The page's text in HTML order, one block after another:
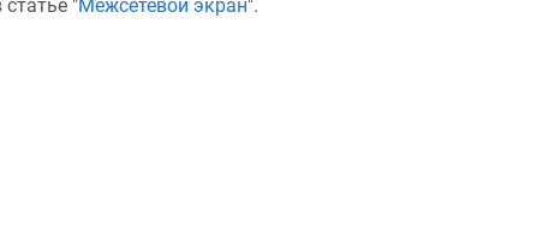
"Межсетевой экран".